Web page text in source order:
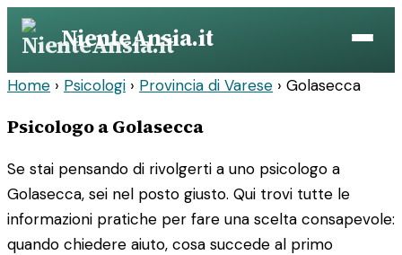
Vai
contenuto
NienteAnsia.it
Home › Psicologi › Provincia di Varese › Golasecca
Psicologo a Golasecca
Se stai pensando di rivolgerti a uno psicologo a
Golasecca, sei nel posto giusto. Qui trovi tutte le
informazioni pratiche per fare una scelta consapevole:
quando chiedere aiuto, cosa succede al primo